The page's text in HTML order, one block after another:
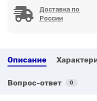
Доставка по
России
Описание
Вопрос-ответ 0